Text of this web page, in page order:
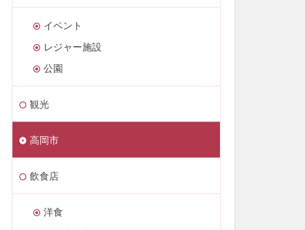
イベント
レジャー施設
公園
観光
高岡市
飲食店
洋食